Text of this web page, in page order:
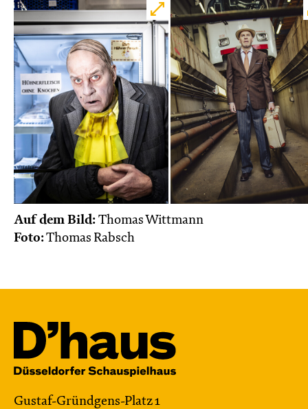
Auf dem Bild: Thomas Wittmann
Foto:Thomas Rabsch
Gustaf-Gründgens-Platz 1